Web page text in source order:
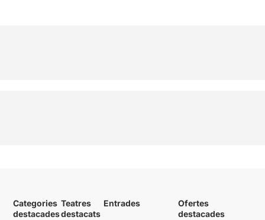
Categories
destacades
Teatres
destacats
Entrades
Ofertes
destacades